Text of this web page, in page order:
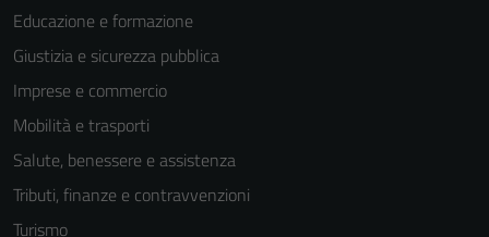
Educazione e formazione
Giustizia e sicurezza pubblica
Imprese e commercio
Mobilità e trasporti
Salute, benessere e assistenza
Tributi, finanze e contravvenzioni
Turismo